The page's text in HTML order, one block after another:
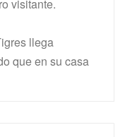
visitante.
llega
que en su casa